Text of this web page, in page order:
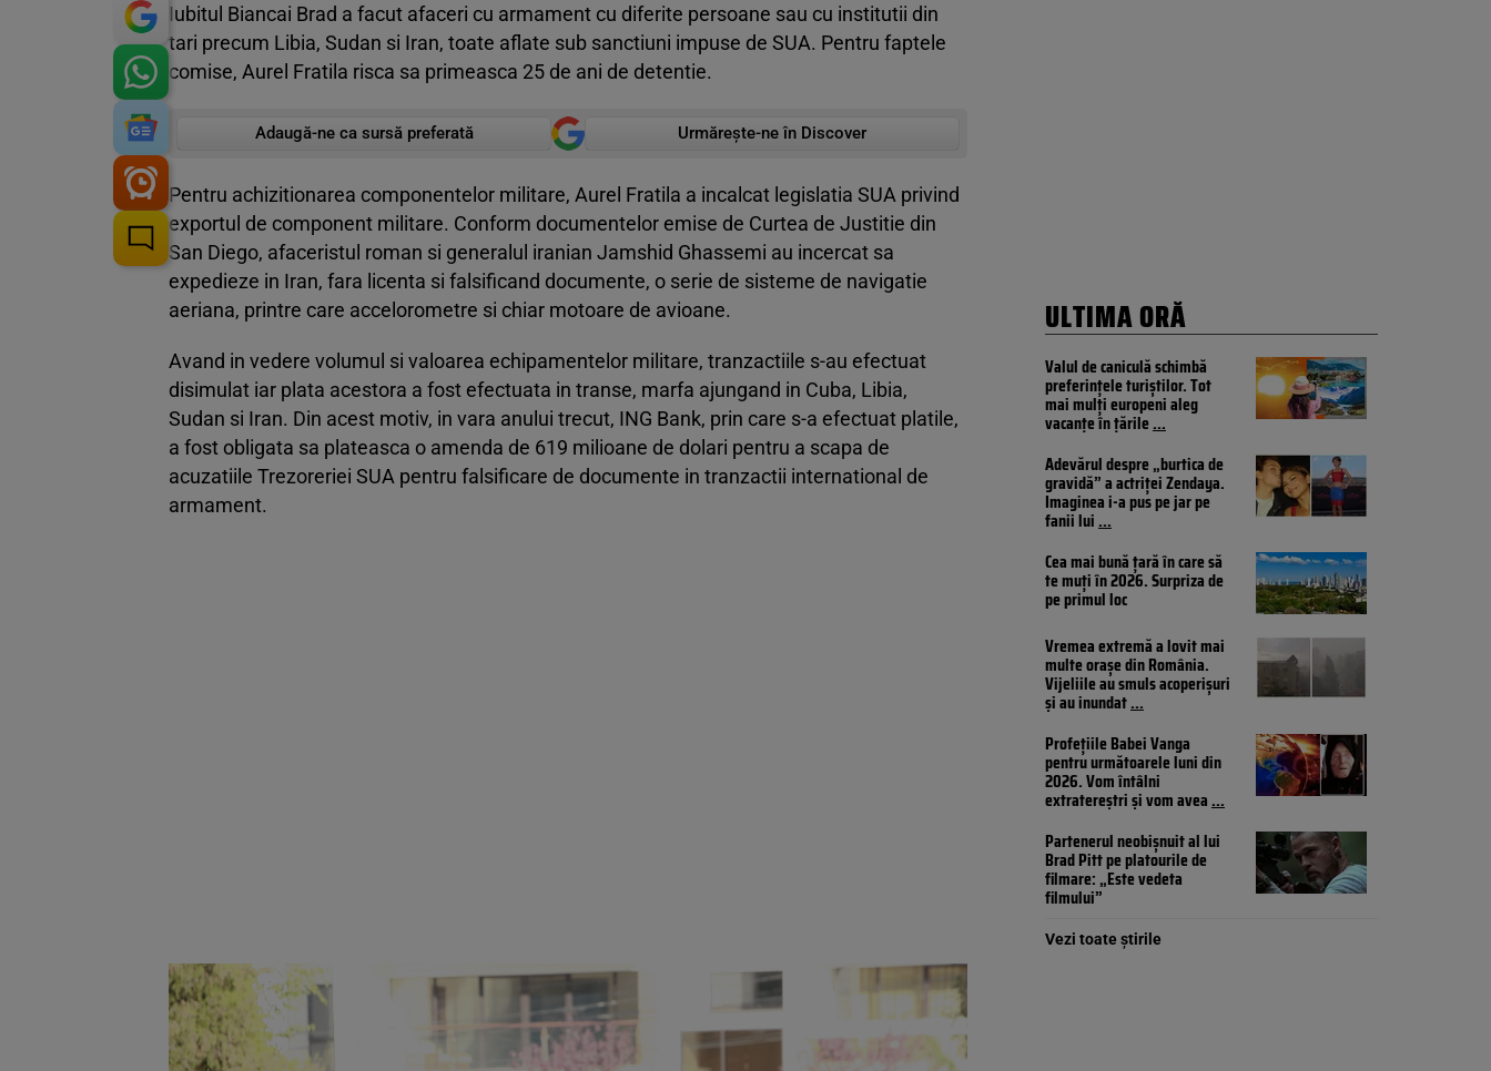
Iubitul Biancai Brad a facut afaceri cu armament cu diferite persoane sau cu institutii din
tari precum Libia, Sudan si Iran, toate aflate sub sanctiuni impuse de SUA. Pentru faptele
comise, Aurel Fratila risca sa primeasca 25 de ani de detentie.
Adaugă-ne ca sursă preferată Urmărește-ne în Discover
Pentru achizitionarea componentelor militare, Aurel Fratila a incalcat legislatia SUA privind
exportul de component militare. Conform documentelor emise de Curtea de Justitie din
San Diego, afaceristul roman si generalul iranian Jamshid Ghassemi au incercat sa
expedieze in Iran, fara licenta si falsificand documente, o serie de sisteme de navigatie
aeriana, printre care accelorometre si chiar motoare de avioane.
Avand in vedere volumul si valoarea echipamentelor militare, tranzactiile s-au efectuat
disimulat iar plata acestora a fost efectuata in transe, marfa ajungand in Cuba, Libia,
Sudan si Iran. Din acest motiv, in vara anului trecut, ING Bank, prin care s-a efectuat platile,
a fost obligata sa plateasca o amenda de 619 milioane de dolari pentru a scapa de
acuzatiile Trezoreriei SUA pentru falsificare de documente in tranzactii international de
armament.
ULTIMA ORĂ
Valul de caniculă schimbă
preferințele turiștilor. Tot
mai mulți europeni aleg
vacanțe în țările...
Adevărul despre „burtica de
gravidă” a actriței Zendaya.
Imaginea i-a pus pe jar pe
fanii lui...
Cea mai bună țară în care să
te muți în 2026. Surpriza de
pe primul loc
Vremea extremă a lovit mai
multe orașe din România.
Vijeliile au smuls acoperișuri
și au inundat...
Profețiile Babei Vanga
pentru următoarele luni din
2026. Vom întâlni
extratereștri și vom avea...
Partenerul neobișnuit al lui
Brad Pitt pe platourile de
filmare: „Este vedeta
filmului”
Vezi toate știrile